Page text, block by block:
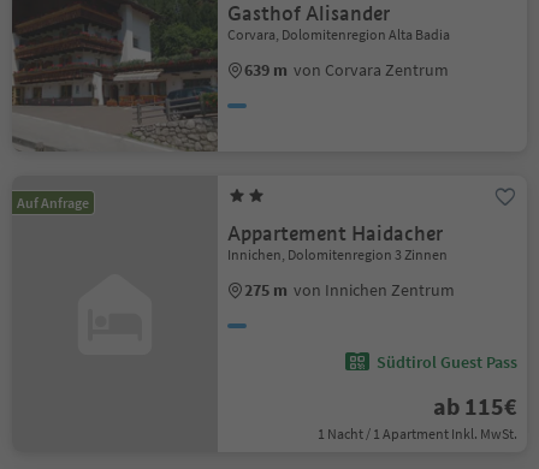
Gasthof Alisander
Corvara, Dolomitenregion Alta Badia
639 m von Corvara Zentrum
Auf Anfrage
Appartement Haidacher
Innichen, Dolomitenregion 3 Zinnen
275 m von Innichen Zentrum
Südtirol Guest Pass
ab 115€
1 Nacht / 1 Apartment Inkl. MwSt.